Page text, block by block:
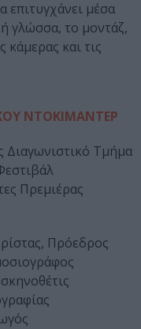
επιτυγχάνει μέσα
γλώσσα, το μοντάζ,
κάμερας και τις
ΝΤΟΚΙΜΑΝΤΕΡ
Διαγωνιστικό Τμήμα
Πρεμιέρας
Πρόεδρος